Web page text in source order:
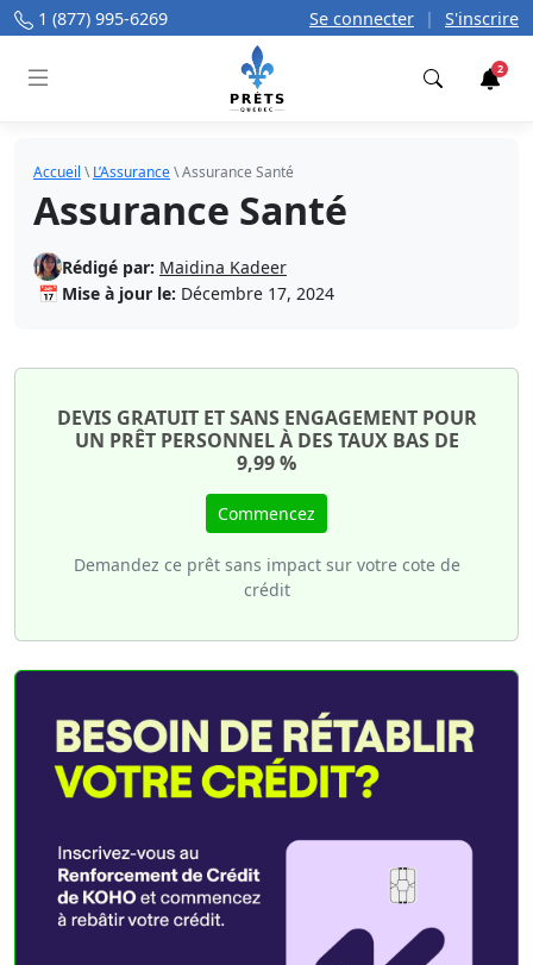
1 (877) 995-6269 Se connecter | S'inscrire
2
Accueil \L’Assurance\Assurance Santé
Assurance Santé
Rédigé par: Maidina Kadeer
📅 Mise à jour le: Décembre 17, 2024
DEVIS GRATUIT ET SANS ENGAGEMENT POUR
UN PRÊT PERSONNEL À DES TAUX BAS DE
9,99 %
Commencez
Demandez ce prêt sans impact sur votre cote de
crédit